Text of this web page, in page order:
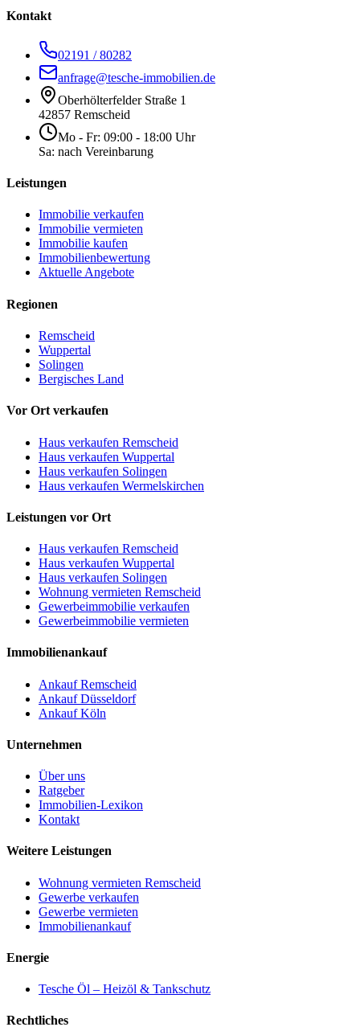
Kontakt
02191 / 80282
anfrage@tesche-immobilien.de
Oberhölterfelder Straße 1
42857 Remscheid
Mo - Fr: 09:00 - 18:00 Uhr
Sa: nach Vereinbarung
Leistungen
Immobilie verkaufen
Immobilie vermieten
Immobilie kaufen
Immobilienbewertung
Aktuelle Angebote
Regionen
Remscheid
Wuppertal
Solingen
Bergisches Land
Vor Ort verkaufen
Haus verkaufen Remscheid
Haus verkaufen Wuppertal
Haus verkaufen Solingen
Haus verkaufen Wermelskirchen
Leistungen vor Ort
Haus verkaufen Remscheid
Haus verkaufen Wuppertal
Haus verkaufen Solingen
Wohnung vermieten Remscheid
Gewerbeimmobilie verkaufen
Gewerbeimmobilie vermieten
Immobilienankauf
Ankauf Remscheid
Ankauf Düsseldorf
Ankauf Köln
Unternehmen
Über uns
Ratgeber
Immobilien-Lexikon
Kontakt
Weitere Leistungen
Wohnung vermieten Remscheid
Gewerbe verkaufen
Gewerbe vermieten
Immobilienankauf
Energie
Tesche Öl – Heizöl & Tankschutz
Rechtliches